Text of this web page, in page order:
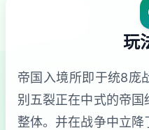
玩
帝国入境所即于统8庞
别五裂正在中式的帝
整体。并在战争中立